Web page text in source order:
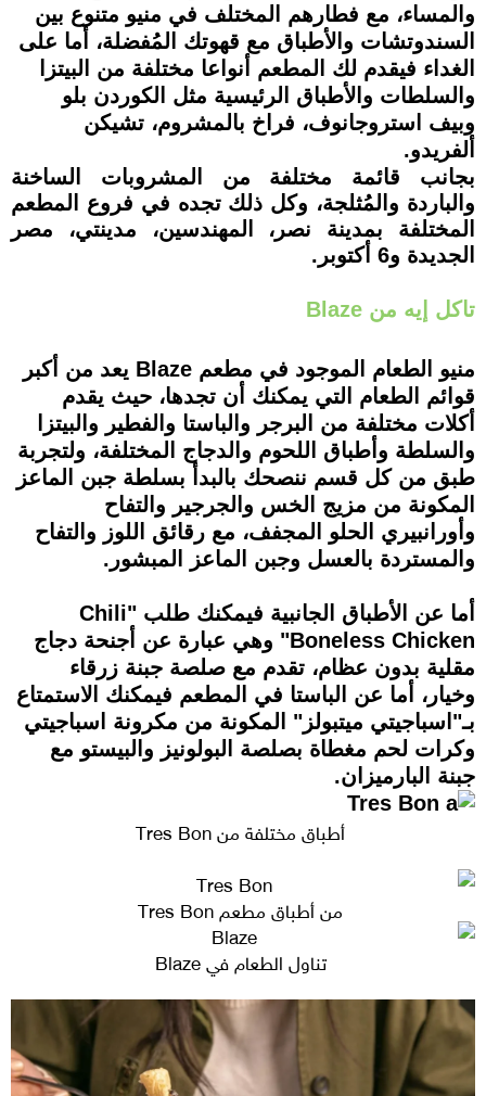
والمساء، مع فطارهم المختلف في منيو متنوع بين
السندوتشات والأطباق مع قهوتك المُفضلة، أما على
الغداء فيقدم لك المطعم أنواعا مختلفة من البيتزا
والسلطات والأطباق الرئيسية مثل الكوردن بلو
وبيف استروجانوف، فراخ بالمشروم، تشيكن
ألفريدو.
بجانب قائمة مختلفة من المشروبات الساخنة
والباردة والمُثلجة، وكل ذلك تجده في فروع المطعم
المختلفة بمدينة نصر، المهندسين، مدينتي، مصر
الجديدة و6 أكتوبر.
تاكل إيه من Blaze
منيو الطعام الموجود في مطعم Blaze يعد من أكبر
قوائم الطعام التي يمكنك أن تجدها، حيث يقدم
أكلات مختلفة من البرجر والباستا والفطير والبيتزا
والسلطة وأطباق اللحوم والدجاج المختلفة، ولتجربة
طبق من كل قسم ننصحك بالبدأ بسلطة جبن الماعز
المكونة من مزيج الخس والجرجير والتفاح
وأورانبيري الحلو المجفف، مع رقائق اللوز والتفاح
والمستردة بالعسل وجبن الماعز المبشور.
أما عن الأطباق الجانبية فيمكنك طلب "Chili
Boneless Chicken" وهي عبارة عن أجنحة دجاج
مقلية بدون عظام، تقدم مع صلصة جبنة زرقاء
وخيار، أما عن الباستا في المطعم فيمكنك الاستمتاع
بـ"اسباجيتي ميتبولز" المكونة من مكرونة اسباجيتي
وكرات لحم مغطاة بصلصة البولونيز والبيستو مع
جبنة البارميزان.
أطباق مختلفة من Tres Bon
من أطباق مطعم Tres Bon
تناول الطعام في Blaze